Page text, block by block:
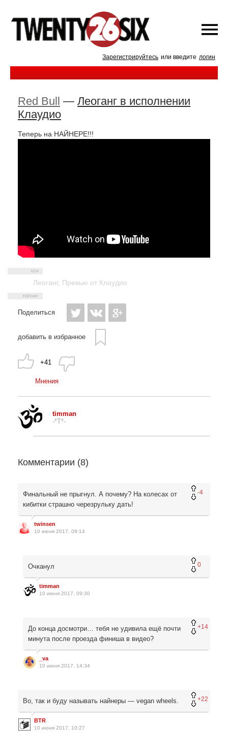
Зарегистрируйтесь или введите логин
Red Bull — Леоганг в исполнении
Клаудио
Теперь на НАЙНЕРЕ!!!
Леоганг, Превью от Клаудио
Поделиться
добавить в избранное
+41
Мнения
timman
-*T*-
Комментарии (8)
-4
Финальный не прыгнул. А почему? На колесах от
кибитки страшно черезрульку дать!
twinsen
10 июня 2017, 09:14
0
Очканул
timman
10 июня 2017, 09:30
+14
До конца досмотри… тебя не удивила ещё почти
минута после проезда финиша в видео?
_va
10 июня 2017, 14:34
+22
Во, так и буду называть найнеры — vegan wheels.
BTR
10 июня 2017, 10:27